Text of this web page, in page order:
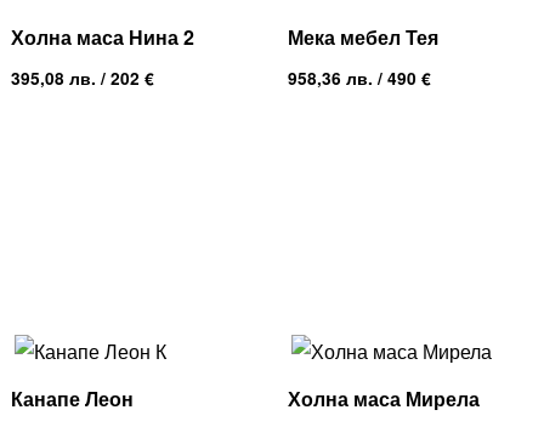
Холна маса Нина 2
395,08 лв. / 202 €
Мека мебел Тея
958,36лв. / 490 €
Канапе Леон Холна маса Мирела